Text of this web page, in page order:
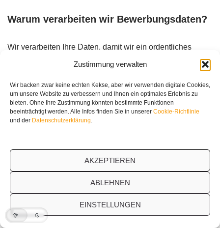
Zustimmung verwalten
Wir backen zwar keine echten Kekse, aber wir verwenden digitale Cookies,
um unsere Website zu verbessern und Ihnen ein optimales Erlebnis zu
bieten. Ohne Ihre Zustimmung könnten bestimmte Funktionen
beeinträchtigt werden. Alle Infos finden Sie in unserer Cookie-Richtlinie
und der Datenschutzerklärung.
AKZEPTIEREN
ABLEHNEN
EINSTELLUNGEN
Warum verarbeiten wir Bewerbungsdaten?
Wir verarbeiten Ihre Daten, damit wir ein ordentliches
Auswahlverfahren in Bezug auf die ausgeschriebene
Stelle betreiben können. Zusätzlich halten wir auch gerne
Ihre Bewerbungsunterlagen in unserem
Bewerbungsarchiv. Denn oft kommt es vor, dass für die
ausgeschriebene Stellen eine Zusammenarbeit aus den
zukünftige Zusammenarbeit sehr gut vorstellen können.
wir Ihre Unterlagen, damit wir Sie für zukünftige Aufgaben
in unserem Unternehmen leicht kontaktieren können.
Wir garantieren Ihnen, dass wir besonders behutsam mit